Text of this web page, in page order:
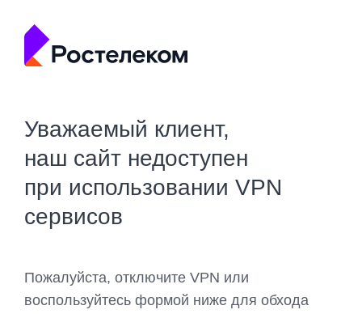
Уважаемый клиент,
наш сайт недоступен
при использовании VPN
сервисов
Пожалуйста, отключите VPN или
воспользуйтесь формой ниже для обхода